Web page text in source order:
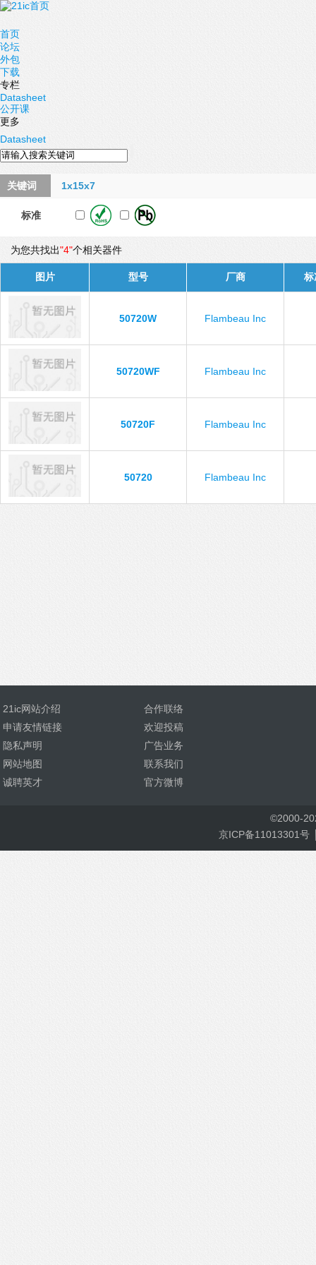
首页
论坛
外包
下载
专栏
Datasheet
公开课
更多
Datasheet
关键词 1x15x7
标准
为您共找出"4"个相关器件
图片 型号 厂商 标
50720W Flambeau Inc
50720WF Flambeau Inc
50720F Flambeau Inc
50720 Flambeau Inc
21ic网站介绍
合作联络
申请友情链接
欢迎投稿
隐私声明
广告业务
网站地图
联系我们
诚聘英才
官方微博
©2000-
京ICP备11013301号